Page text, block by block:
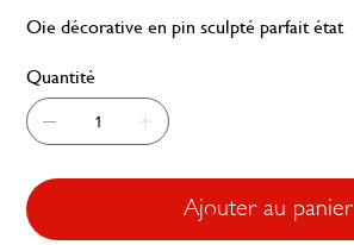
Oie décorative en pin sculpté parfait état
Quantité
Ajouter au panier